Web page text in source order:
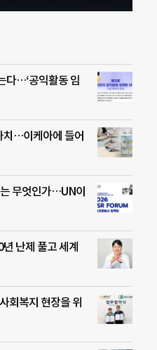
다…‘공익활동 임
치…이케아에 들어
무엇인가…UN이
난제 풀고 세계
회복지 현장을 위